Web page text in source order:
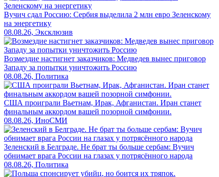
Вучич сдал Россию: Сербия выделила 2 млн евро Зеленскому
на энергетику
08.08.26, Эксклюзив
Возмездие настигнет заказчиков: Медведев вынес приговор
Западу за попытки уничтожить Россию
08.08.26, Политика
США проиграли Вьетнам, Ирак, Афганистан. Иран станет
финальным аккордом вашей позорной симфонии.
08.08.26, ИноСМИ
Зеленский в Белграде. Не брат ты больше сербам: Вучич
обнимает врага России на глазах у потрясённого народа
08.08.26, Политика